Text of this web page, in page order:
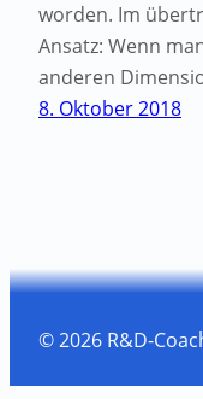
worden. Im
Ansatz: Wenn
anderen
8. Oktober 2018
© 2026 R&D-